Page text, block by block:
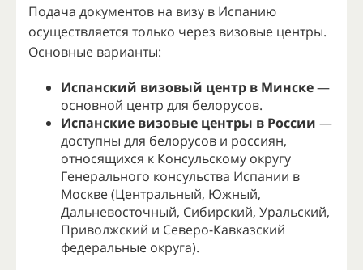
Подача документов на визу в Испанию
осуществляется только через визовые центры.
Основные варианты:
Испанский визовый центр в Минске—
основной центр для белорусов.
Испанские визовые центры в России —
доступны для белорусов и россиян,
относящихся к Консульскому округу
Генерального консульства Испании в
Москве (Центральный, Южный,
Дальневосточный, Сибирский, Уральский,
Приволжский и Северо-Кавказский
федеральные округа).